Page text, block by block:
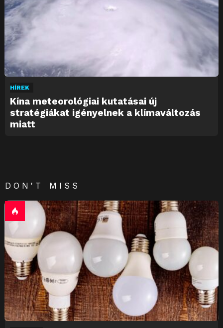
HÍREK
Kína meteorológiai kutatásai új
stratégiákat igényelnek a klímaváltozás
miatt
DON'T MISS